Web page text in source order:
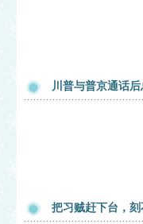
川普与普京通话
把习贼赶下台，